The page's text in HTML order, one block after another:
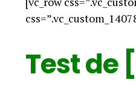
Test de